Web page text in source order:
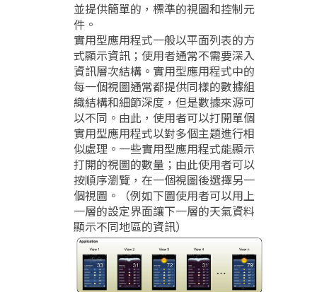
並提供簡單的，標準的視圖和控制元
件。
實用型應用程式一般以平面列表的方
式顯示資訊；使用者通常不需要深入
資訊層次結構。實用型應用程式中的
每一個視圖通常都提供同樣的數據組
織結構和細節深度，但是數據來源可
以不同。由此，使用者可以打開單個
實用型應用程式以對多個主題進行相
似處理。一些實用型應用程式能顯示
打開的視圖的數量；由此使用者可以
按順序瀏覽，在一個視圖後選擇另一
個視圖。（例如下圖使用者可以用上
一層的設定界面讓下一層的天氣資料
顯示不同地區的資訊）